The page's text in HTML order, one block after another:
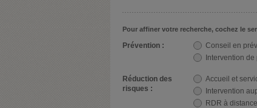
Pour affiner votre recherche, cochez le
Prévention : Conseil en
Intervention de
Réduction des
risques :
Accueil et
Intervention
RDR à distance